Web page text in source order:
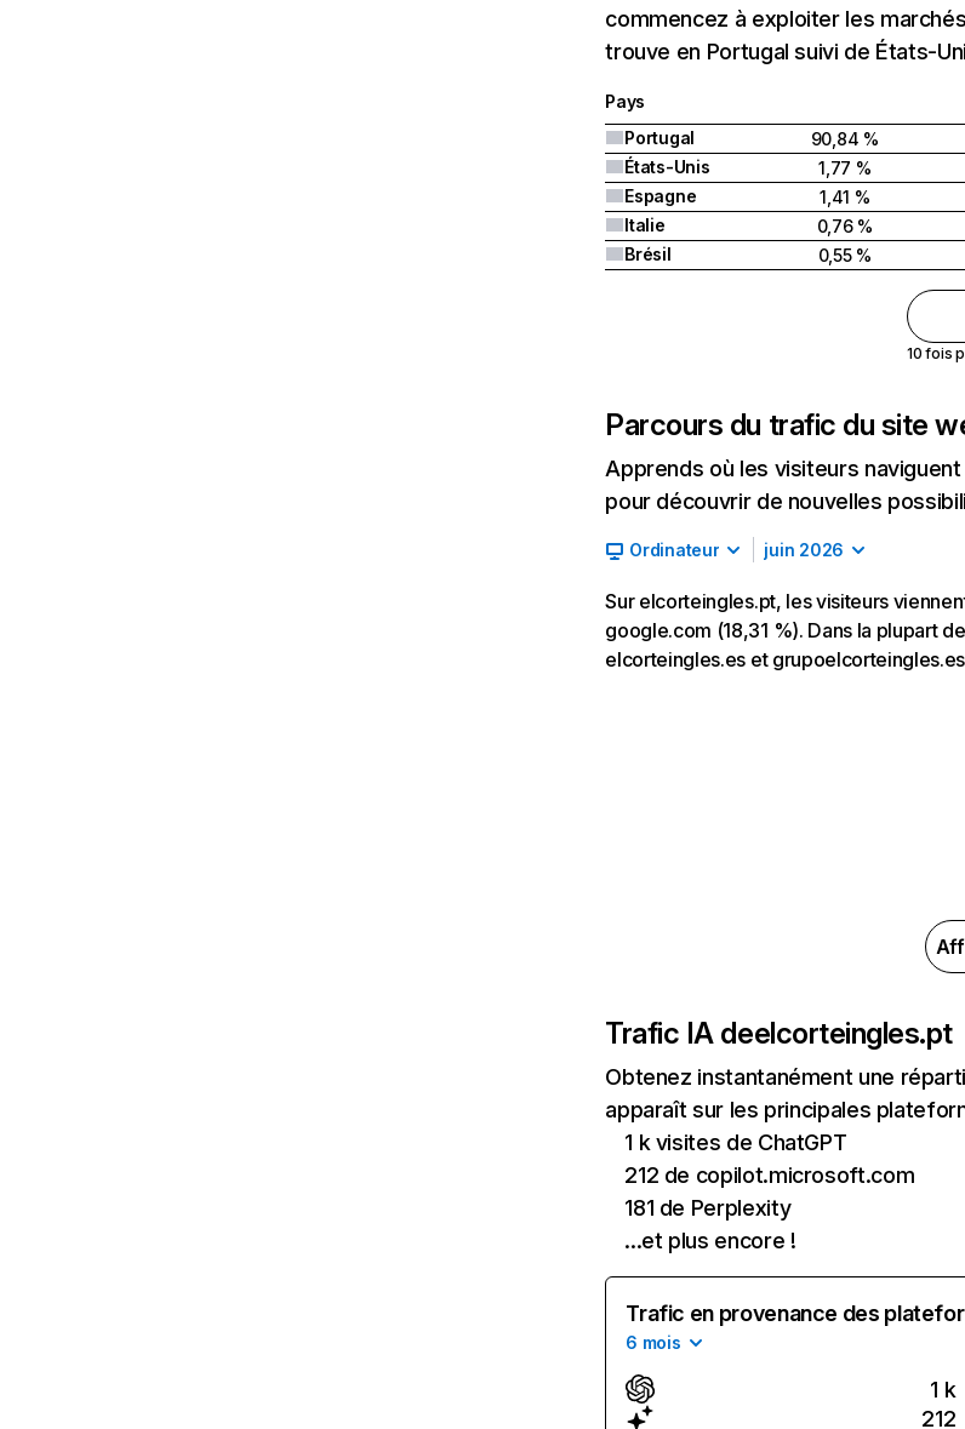
commencez à exploiter les
trouve en Portugal suivi de États-
Pays
Portugal
90,84 %
États-Unis
1,77 %
Espagne
1,41 %
Italie
0,76 %
Brésil
0,55 %
10 fois
Parcours du trafic du site
Apprends où les visiteurs
pour découvrir de nouvelles
Ordinateur juin 2026
Sur elcorteingles.pt, les visiteurs
google.com (18,31 %). Dans la plupart
elcorteingles.es et
Trafic IA deelcorteingles.pt
Obtenez instantanément une
apparaît sur les principales
1 k visites de ChatGPT
212 de copilot.microsoft.com
181 de Perplexity
...et plus encore !
Trafic en provenance des
6 mois
1 k
212